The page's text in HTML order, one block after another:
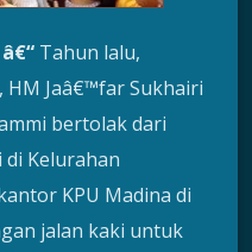
Tahun lalu,
HM Jaâ€™far Sukhairi
bertolak dari
Kelurahan
KPU Madina di
jalan kaki untuk